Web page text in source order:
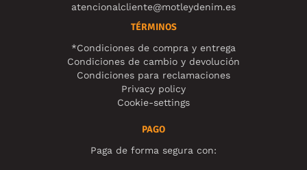
atencionalcliente@motleydenim.es
TÉRMINOS
*Condiciones de compra y entrega
Condiciones de cambio y devolución
Condiciones para reclamaciones
Privacy policy
Cookie-settings
PAGO
Paga de forma segura con: